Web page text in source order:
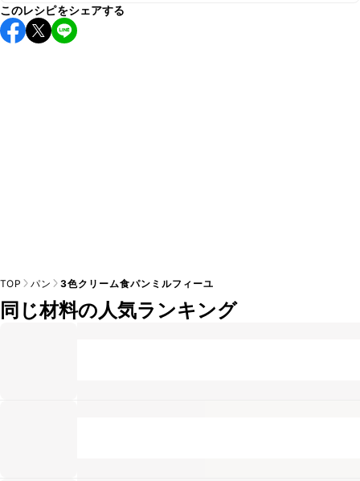
保存期間は冷蔵で当日中が目安です。なるべくお早めにお召
し上がりください。
このレシピをシェアする
TOP パン 3色クリーム食パンミルフィーユ
同じ材料の人気ランキング